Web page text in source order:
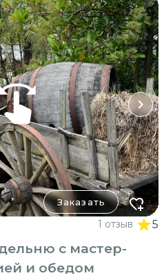
Заказать
1 отзыв 5
с мастер-
и обедом